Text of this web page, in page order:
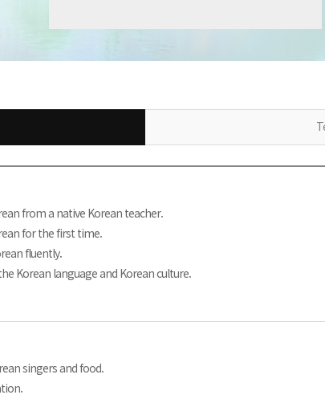
from a native Korean teacher.
for the first time.
fluently.
Korean language and Korean culture.
singers and food.